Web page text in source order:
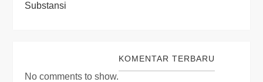
Substansi
No comments to show.
KOMENTAR TERBARU